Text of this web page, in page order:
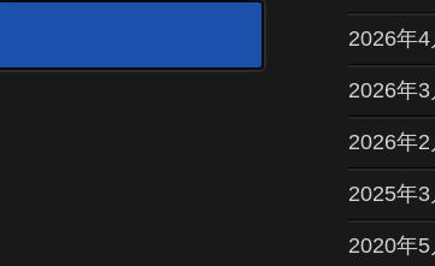
2026年4
2026年3
2026年2
2025年3
2020年5